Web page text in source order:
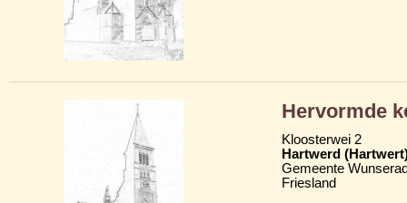
Hervormde
Kloosterwei 2
Hartwerd
Gemeente
Friesland